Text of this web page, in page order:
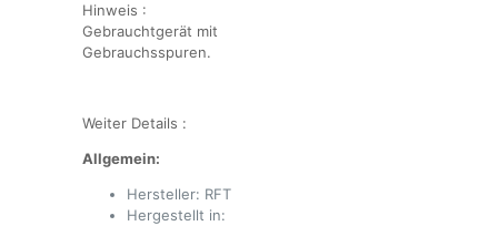
Hinweis :
Gebrauchtgerät mit
Gebrauchsspuren.
Weiter Details :
Allgemein:
Hersteller: RFT
Hergestellt in: